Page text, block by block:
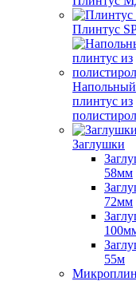
Плинтус
Напольный
плинтус из
Заглушки
58мм
72мм
55м